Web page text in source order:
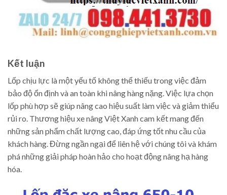
Kết luận
Lốp chịu lực là một yếu tố không thể thiếu trong việc đảm
bảo độ ổn định và an toàn khi nâng hàng nặng. Việc lựa chọn
lốp phù hợp sẽ giúp nâng cao hiệu suất làm việc và giảm thiểu
rủi ro. Thương hiệu xe nâng Việt Xanh cam kết mang đến
những sản phẩm chất lượng cao, đáp ứng tốt nhu cầu của
khách hàng. Đừng ngần ngại để liên hệ với chúng tôi và khám
phá những giải pháp hoàn hảo cho hoạt động nâng hạ hàng
hóa.